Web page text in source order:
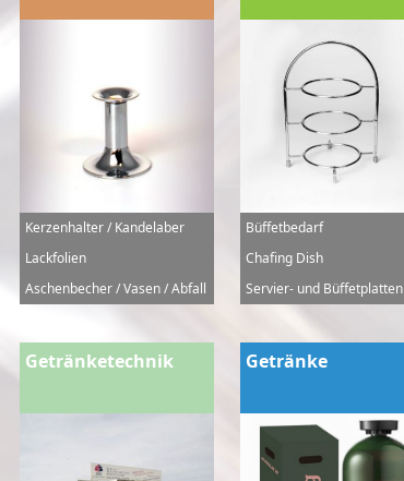
Kerzenhalter / Kandelaber
Lackfolien
Aschenbecher / Vasen / Abfall
Büffetbedarf
Chafing Dish
Servier- und Büffetplatten
Getränketechnik Getränke